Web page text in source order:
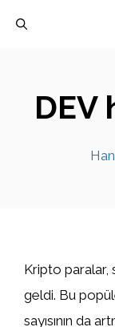
DEV
Kripto paralar,
geldi. Bu
sayısının da